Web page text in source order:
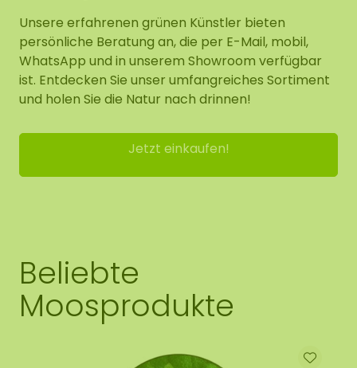
Unsere erfahrenen grünen Künstler bieten
persönliche Beratung an, die per E-Mail, mobil,
WhatsApp und in unserem Showroom verfügbar
ist. Entdecken Sie unser umfangreiches Sortiment
und holen Sie die Natur nach drinnen!
Jetzt einkaufen!
Beliebte
Moosprodukte